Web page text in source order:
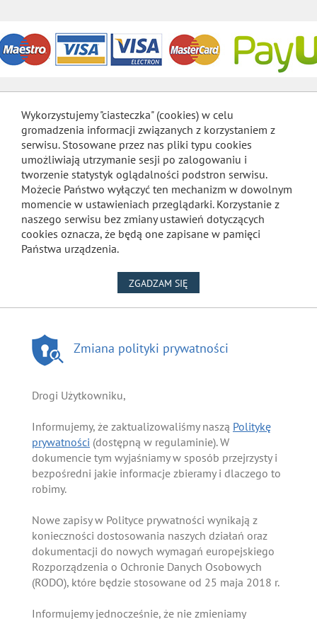
Wykorzystujemy "ciasteczka" (cookies) w celu
gromadzenia informacji związanych z korzystaniem z
serwisu. Stosowane przez nas pliki typu cookies
umożliwiają utrzymanie sesji po zalogowaniu i
tworzenie statystyk oglądalności podstron serwisu.
Możecie Państwo wyłączyć ten mechanizm w dowolnym
momencie w ustawieniach przeglądarki. Korzystanie z
naszego serwisu bez zmiany ustawień dotyczących
cookies oznacza, że będą one zapisane w pamięci
Państwa urządzenia.
ZGADZAM SIĘ
Zmiana polityki prywatności
Drogi Użytkowniku,
Informujemy, że zaktualizowaliśmy naszą Politykę
prywatności (dostępną w regulaminie). W
dokumencie tym wyjaśniamy w sposób przejrzysty i
bezpośredni jakie informacje zbieramy i dlaczego to
robimy.
Nowe zapisy w Polityce prywatności wynikają z
konieczności dostosowania naszych działań oraz
dokumentacji do nowych wymagań europejskiego
Rozporządzenia o Ochronie Danych Osobowych
(RODO), które będzie stosowane od 25 maja 2018 r.
Informujemy jednocześnie, że nie zmieniamy